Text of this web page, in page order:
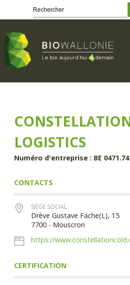
principal
LOGISTICS
Numéro d'entreprise : BE
CONTACTS
SIÈGE SOCIAL
Drève Gustave Fache(L), 15
7700 - Mouscron
https://
CERTIFICATION